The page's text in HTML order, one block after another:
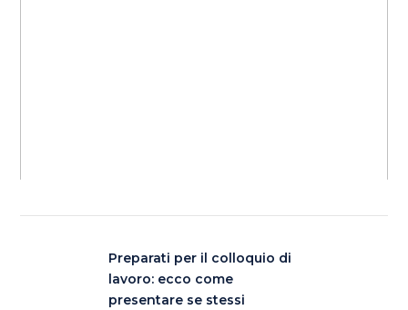
Preparati per il colloquio di
lavoro: ecco come
presentare se stessi